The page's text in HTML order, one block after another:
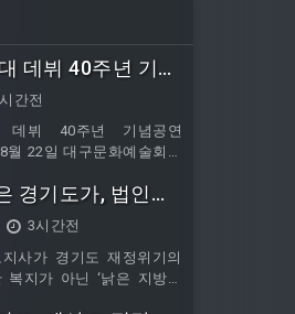
데뷔 40주년 기념
술회관에서 개최
간전
데뷔 40주년 기념공연
월 22일 대구문화예술회관
후 5시 대구문화예술회관
세계무대 40주년 기념공연
혔다. 이 날 공연은
로 걸어온 조수미의 40년
경기도가, 법인세
… 추미애가 꺼낸
편론
3시간전
사가 경기도 재정위기의
복지가 아닌 ‘낡은 지방세